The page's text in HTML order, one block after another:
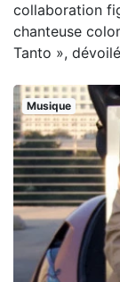
collaboration
chanteuse
Tanto »,
Musique